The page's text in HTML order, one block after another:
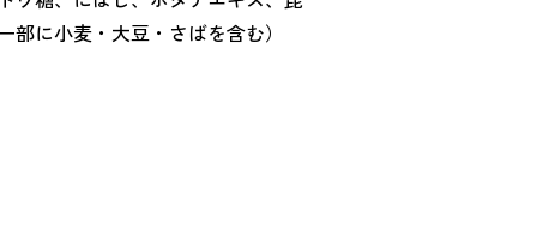
に小麦・大豆・さばを含む）